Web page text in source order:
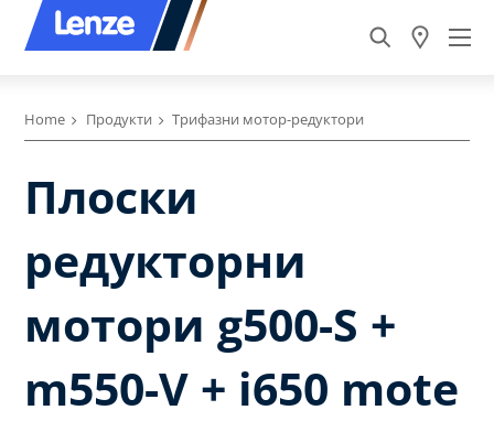
Home Продукти Трифазни мотор-редуктори
Плоски
редукторни
мотори g500-S +
m550-V + i650 mote